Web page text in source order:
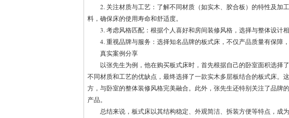
2. 关注材质与工艺：了解不同材质（如实木、胶合板）的特性及加
料，确保床的使用寿命和舒适度。
3. 考虑风格匹配：根据个人喜好和房间装修风格，选择与整体设计
4. 重视品牌与服务：选择知名品牌的板式床，不仅产品质量有保障
真实案例分享
以张先生为例，他在购买板式床时，首先根据自己的卧室面积选择
不同材质和工艺的优缺点，最终选择了一款实木多层板结合的板式床。
方，与卧室的整体装修风格完美融合。此外，张先生还特别关注了品牌
产品。
总结来说，板式床以其结构稳定、外观简洁、拆装方便等特点，成